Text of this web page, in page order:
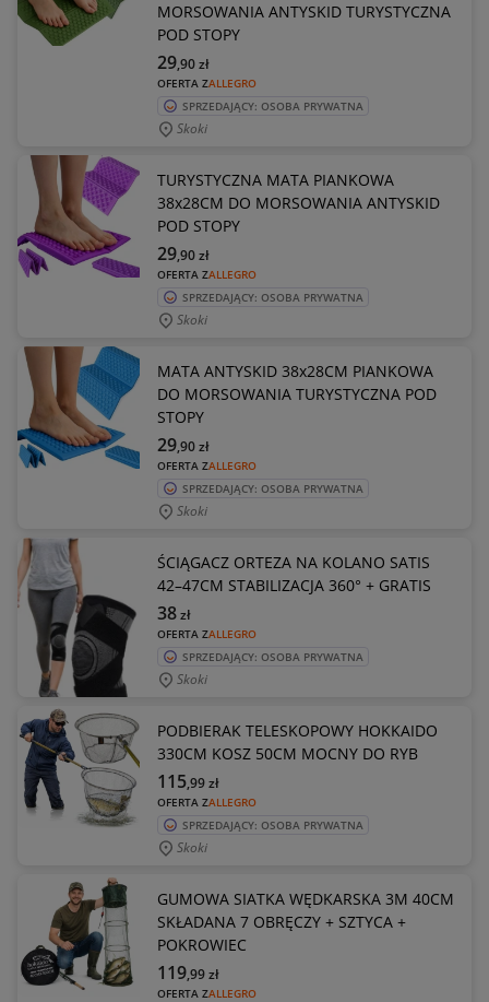
MORSOWANIA ANTYSKID TURYSTYCZNA
POD STOPY
OFERTA ZALLEGRO
29,90zł
SPRZEDAJĄCY: OSOBA PRYWATNA
Skoki
TURYSTYCZNA MATA PIANKOWA
38x28CM DO MORSOWANIA ANTYSKID
POD STOPY
OFERTA ZALLEGRO
29,90zł
SPRZEDAJĄCY: OSOBA PRYWATNA
Skoki
MATA ANTYSKID 38x28CM PIANKOWA
DO MORSOWANIA TURYSTYCZNA POD
STOPY
OFERTA ZALLEGRO
29,90zł
SPRZEDAJĄCY: OSOBA PRYWATNA
Skoki
ŚCIĄGACZ ORTEZA NA KOLANO SATIS
42–47CM STABILIZACJA 360° + GRATIS
OFERTA ZALLEGRO
38zł
SPRZEDAJĄCY: OSOBA PRYWATNA
Skoki
PODBIERAK TELESKOPOWY HOKKAIDO
330CM KOSZ 50CM MOCNY DO RYB
OFERTA ZALLEGRO
115,99zł
SPRZEDAJĄCY: OSOBA PRYWATNA
Skoki
GUMOWA SIATKA WĘDKARSKA 3M 40CM
SKŁADANA 7 OBRĘCZY + SZTYCA +
POKROWIEC
OFERTA ZALLEGRO
119,99zł